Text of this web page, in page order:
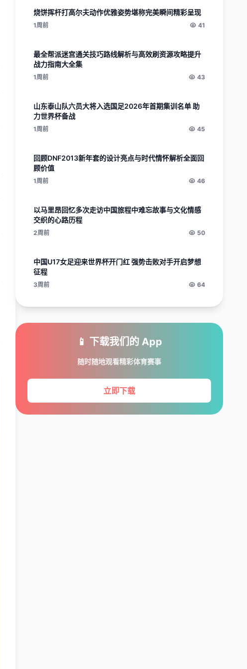
烧饼挥杆打高尔夫动作优雅姿势堪称完美瞬间精彩呈现
1周前 41
最全帮派迷宫通关技巧路线解析与高效刷资源攻略提升
战力指南大全集
1周前 43
山东泰山队六员大将入选国足2026年首期集训名单 助
力世界杯备战
1周前 45
回顾DNF2013新年套的设计亮点与时代情怀解析全面回
顾价值
1周前 46
以马里昂回忆多次走访中国旅程中难忘故事与文化情感
交织的心路历程
2周前 50
中国U17女足迎来世界杯开门红 强势击败对手开启梦想
征程
3周前 64
📱 下载我们的 App
随时随地观看精彩体育赛事
立即下载